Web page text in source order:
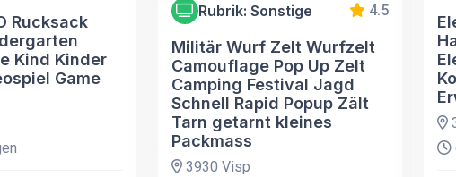
Rucksack
Kind Kinder
Game
Rubrik: Sonstige 4.5
Militär Wurf Zelt Wurfzelt
Camouflage Pop Up Zelt
Camping Festival Jagd
Schnell Rapid Popup Zält
Tarn getarnt kleines
Packmass
3930 Visp